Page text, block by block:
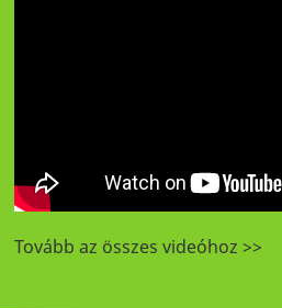
Tovább az összes videóhoz >>